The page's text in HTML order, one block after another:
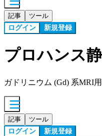
記事 ツール
ログイン 新規登録
プロハンス
ガドリニウム (Gd) 系MRI
記事 ツール
ログイン 新規登録